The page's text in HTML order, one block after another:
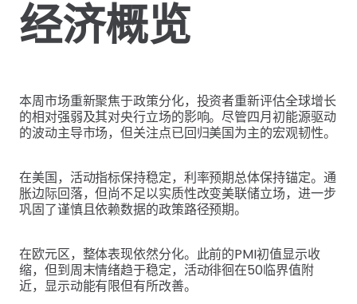
经济概览
本周市场重新聚焦于政策分化，投资者重新评估全球增长
的相对强弱及其对央行立场的影响。尽管四月初能源驱动
的波动主导市场，但关注点已回归美国为主的宏观韧性。
在美国，活动指标保持稳定，利率预期总体保持锚定。通
胀边际回落，但尚不足以实质性改变美联储立场，进一步
巩固了谨慎且依赖数据的政策路径预期。
在欧元区，整体表现依然分化。此前的PMI初值显示收
缩，但到周末情绪趋于稳定，活动徘徊在50临界值附
近，显示动能有限但有所改善。